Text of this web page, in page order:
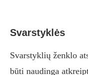
Svarstyklės
Svarstyklių ženklo
būti naudinga